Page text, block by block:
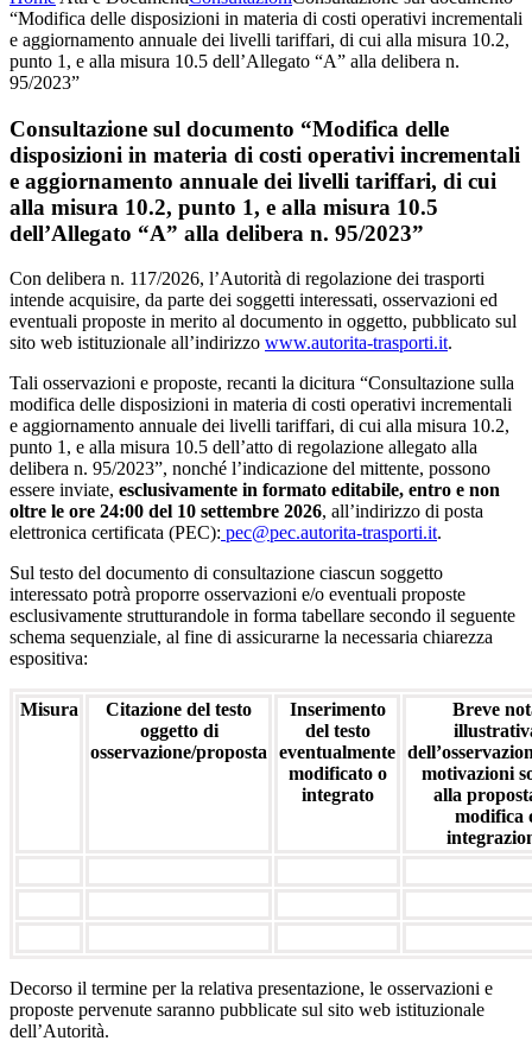
“Modifica delle disposizioni in materia di costi operativi incrementali
e aggiornamento annuale dei livelli tariffari, di cui alla misura 10.2,
punto 1, e alla misura 10.5 dell’Allegato “A” alla delibera n.
95/2023”
Consultazione sul documento “Modifica delle
disposizioni in materia di costi operativi incrementali
e aggiornamento annuale dei livelli tariffari, di cui
alla misura 10.2, punto 1, e alla misura 10.5
dell’Allegato “A” alla delibera n. 95/2023”
Con delibera n. 117/2026, l’Autorità di regolazione dei trasporti
intende acquisire, da parte dei soggetti interessati, osservazioni ed
eventuali proposte in merito al documento in oggetto, pubblicato sul
sito web istituzionale all’indirizzo www.autorita-trasporti.it.
Tali osservazioni e proposte, recanti la dicitura “Consultazione sulla
modifica delle disposizioni in materia di costi operativi incrementali
e aggiornamento annuale dei livelli tariffari, di cui alla misura 10.2,
punto 1, e alla misura 10.5 dell’atto di regolazione allegato alla
delibera n. 95/2023”, nonché l’indicazione del mittente, possono
essere inviate, esclusivamente in formato editabile, entro e non
oltre le ore 24:00 del 10 settembre 2026, all’indirizzo di posta
elettronica certificata (PEC): pec@pec.autorita-trasporti.it.
Sul testo del documento di consultazione ciascun soggetto
interessato potrà proporre osservazioni e/o eventuali proposte
esclusivamente strutturandole in forma tabellare secondo il seguente
schema sequenziale, al fine di assicurarne la necessaria chiarezza
espositiva:
Misura
Citazione del testo
oggetto di
osservazione/proposta
Inserimento
del testo
eventualmente
modificato o
integrato
Breve
motivazioni
alla
modifica
Decorso il termine per la relativa presentazione, le osservazioni e
proposte pervenute saranno pubblicate sul sito web istituzionale
dell’Autorità.